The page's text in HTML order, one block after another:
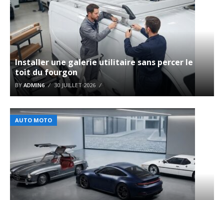
Installer une galerie utilitaire sans percer le
toit du fourgon
BY ADMIN6 30 JUILLET 2026
AUTO MOTO